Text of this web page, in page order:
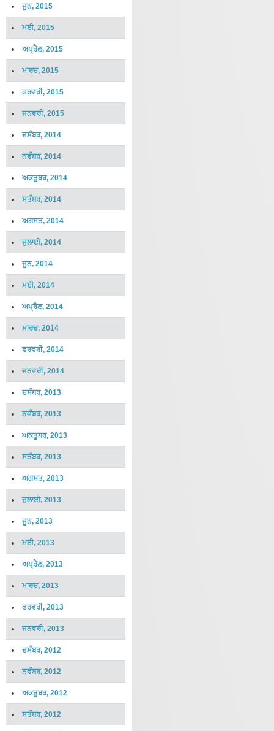
ਜੂਨ, 2015
ਮਈ, 2015
ਅਪ੍ਰੈਲ, 2015
ਮਾਰਚ, 2015
ਫਰਵਰੀ, 2015
ਜਨਵਰੀ, 2015
ਦਸੰਬਰ, 2014
ਨਵੰਬਰ, 2014
ਅਕਤੂਬਰ, 2014
ਸਤੰਬਰ, 2014
ਅਗਸਤ, 2014
ਜੁਲਾਈ, 2014
ਜੂਨ, 2014
ਮਈ, 2014
ਅਪ੍ਰੈਲ, 2014
ਮਾਰਚ, 2014
ਫਰਵਰੀ, 2014
ਜਨਵਰੀ, 2014
ਦਸੰਬਰ, 2013
ਨਵੰਬਰ, 2013
ਅਕਤੂਬਰ, 2013
ਸਤੰਬਰ, 2013
ਅਗਸਤ, 2013
ਜੁਲਾਈ, 2013
ਜੂਨ, 2013
ਮਈ, 2013
ਅਪ੍ਰੈਲ, 2013
ਮਾਰਚ, 2013
ਫਰਵਰੀ, 2013
ਜਨਵਰੀ, 2013
ਦਸੰਬਰ, 2012
ਨਵੰਬਰ, 2012
ਅਕਤੂਬਰ, 2012
ਸਤੰਬਰ, 2012